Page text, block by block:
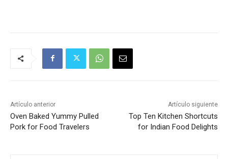
Artículo anterior
Oven Baked Yummy Pulled
Pork for Food Travelers
Artículo siguiente
Top Ten Kitchen Shortcuts
for Indian Food Delights